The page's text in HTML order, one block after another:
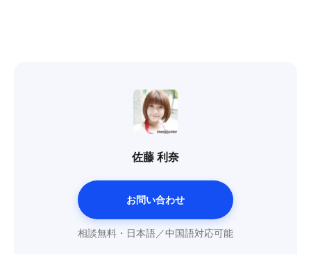
佐藤 利奈
お問い合わせ
相談無料・日本語／中国語対応可能